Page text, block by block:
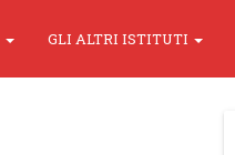
GLI ALTRI ISTITUTI